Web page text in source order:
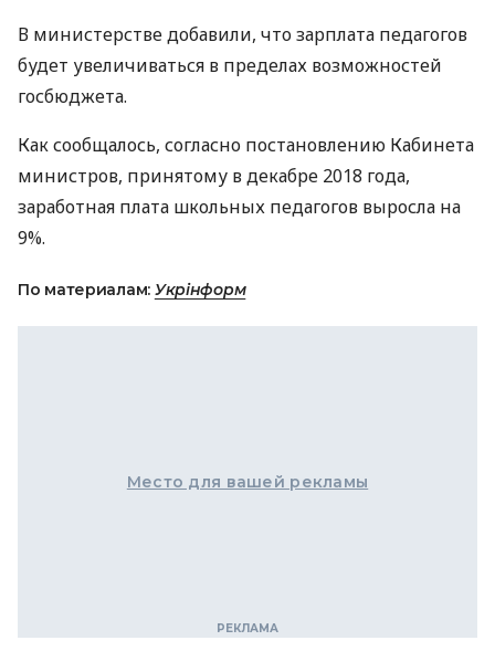
В министерстве добавили, что зарплата педагогов
будет увеличиваться в пределах возможностей
госбюджета.
Как сообщалось, согласно постановлению Кабинета
министров, принятому в декабре 2018 года,
заработная плата школьных педагогов выросла на
9%.
По материалам: Укрінформ
Место для вашей рекламы